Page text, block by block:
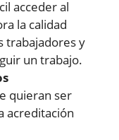
acceder al
la calidad
trabajadores y
un trabajo.
quieran ser
acreditación